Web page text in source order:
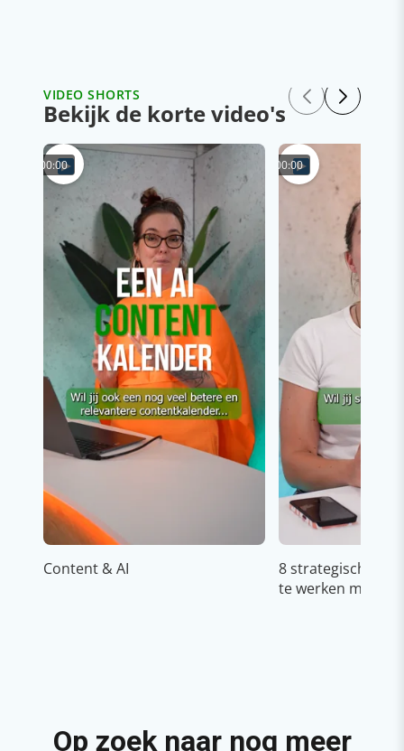
VIDEO SHORTS
Bekijk de korte video's
00:00
Content & AI
00:00
8 strategische
te werken met
Op zoek naar nog meer